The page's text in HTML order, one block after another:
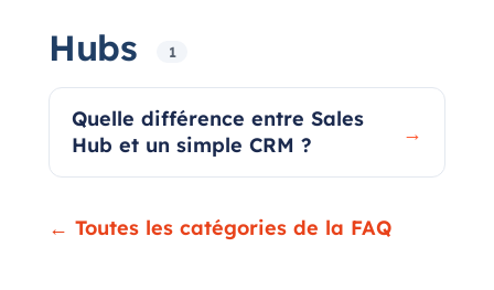
Hubs 1
Quelle différence entre Sales
Hub et un simple CRM ?
→
← Toutes les catégories de la FAQ